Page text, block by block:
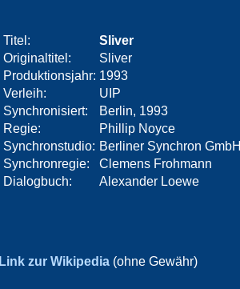
Titel:
Sliver
Originaltitel:
Sliver
Produktionsjahr: 1993
Verleih:
UIP
Synchronisiert:
Berlin, 1993
Regie:
Phillip Noyce
Synchronstudio: Berliner Synchron GmbH
Synchronregie:
Clemens Frohmann
Dialogbuch:
Alexander Loewe
Link zur Wikipedia (ohne Gewähr)